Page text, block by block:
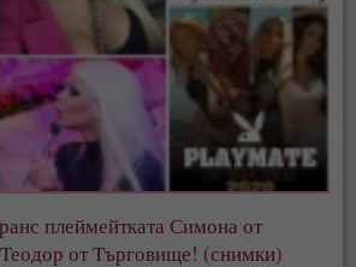
плеймейтката Симона от
от Търговище! (снимки)